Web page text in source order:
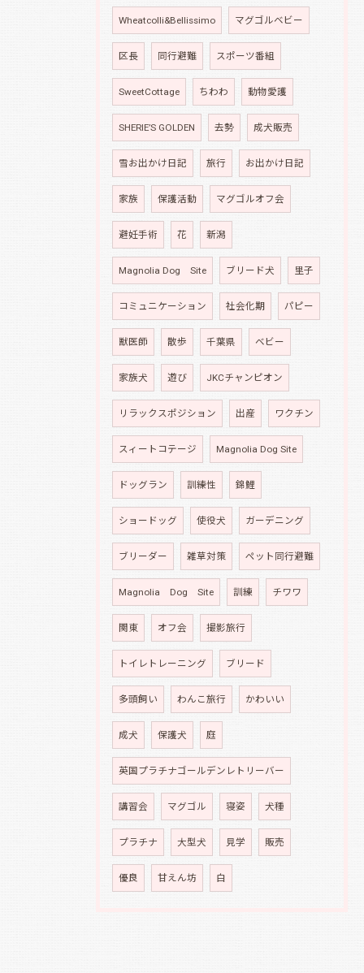
Wheatcolli&Bellissimo マグゴルベビー
区長 同行避難 スポーツ番組
SweetCottage ちわわ 動物愛護
SHERIE’S GOLDEN 去勢 成犬販売
雪お出かけ日記 旅行 お出かけ日記
家族 保護活動 マグゴルオフ会
避妊手術 花 新潟
Magnolia Dog Site ブリード犬 里子
コミュニケーション 社会化期 パピー
獣医師 散歩 千葉県 ベビー
家族犬 遊び JKCチャンピオン
リラックスポジション 出産 ワクチン
スィートコテージ Magnolia Dog Site
ドッグラン 訓練性 錦鯉
ショードッグ 使役犬 ガーデニング
ブリーダー 雑草対策 ペット同行避難
Magnolia Dog Site 訓練 チワワ
関東 オフ会 撮影旅行
トイレトレーニング ブリード
多頭飼い わんこ旅行 かわいい
成犬 保護犬 庭
英国プラチナゴールデンレトリーバー
講習会 マグゴル 寝姿 犬種
プラチナ 大型犬 見学 販売
優良 甘えん坊 白